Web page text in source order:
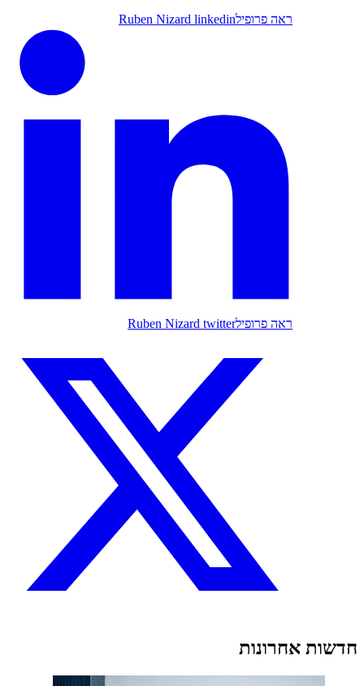
ראה פרופילRuben Nizard linkedin
ראה פרופילRuben Nizard twitter
חדשות אחרונות